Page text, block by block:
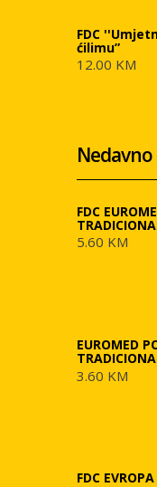
FDC
ćilimu”
12.00 KM
FDC
5.60 KM
EUROMED
3.60 KM
FDC